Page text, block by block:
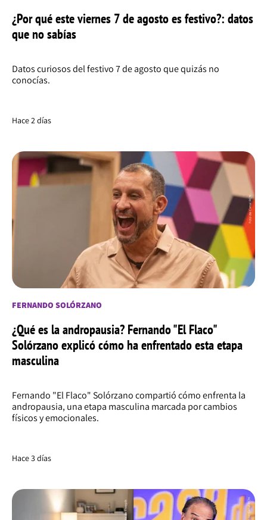
¿Por qué este viernes 7 de agosto es festivo?: datos
que no sabías
Datos curiosos del festivo 7 de agosto que quizás no
conocías.
Hace 2 días
FERNANDO SOLÓRZANO
¿Qué es la andropausia? Fernando "El Flaco"
Solórzano explicó cómo ha enfrentado esta etapa
masculina
Fernando "El Flaco" Solórzano compartió cómo enfrenta la
andropausia, una etapa masculina marcada por cambios
físicos y emocionales.
Hace 3 días